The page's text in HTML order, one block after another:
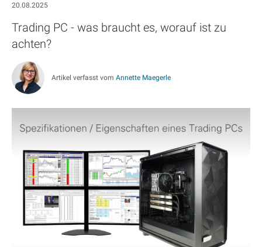
20.08.2025
Trading PC - was braucht es, worauf ist zu
achten?
Artikel verfasst vom Annette Maegerle